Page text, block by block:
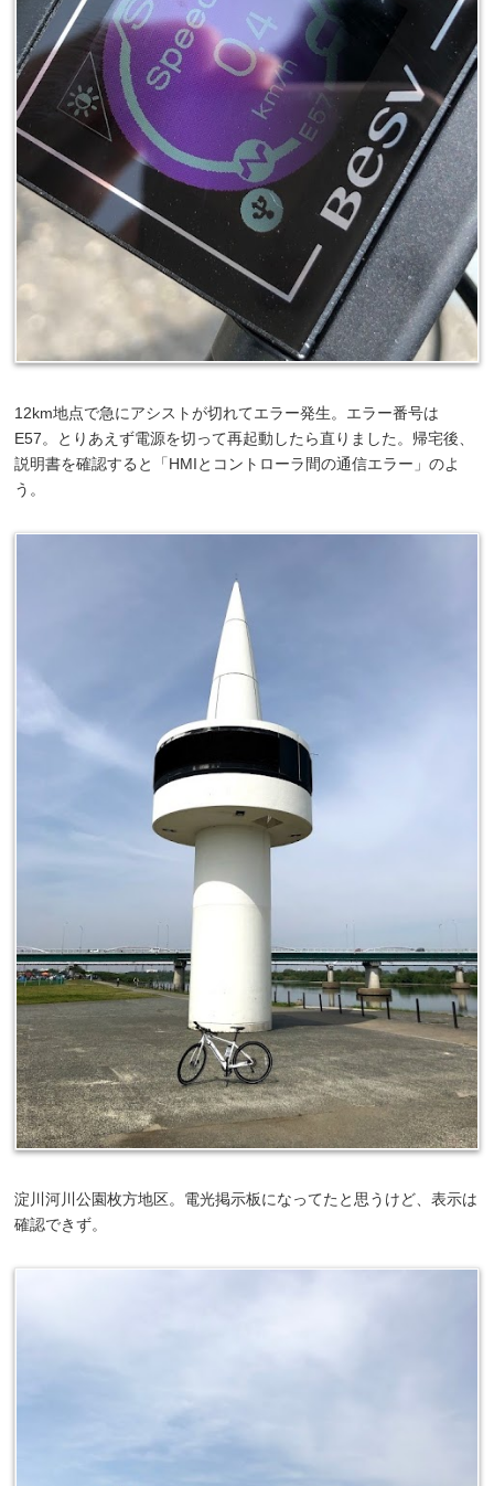
12km地点で急にアシストが切れてエラー発生。エラー番号は
E57。とりあえず電源を切って再起動したら直りました。帰宅後、
説明書を確認すると「HMIとコントローラ間の通信エラー」のよ
う。
淀川河川公園枚方地区。電光掲示板になってたと思うけど、表示は
確認できず。